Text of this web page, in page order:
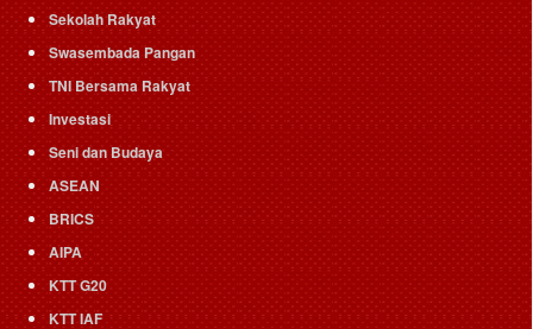
Sekolah Rakyat
Swasembada Pangan
TNI Bersama Rakyat
Investasi
Seni dan Budaya
ASEAN
BRICS
AIPA
KTT G20
KTT IAF